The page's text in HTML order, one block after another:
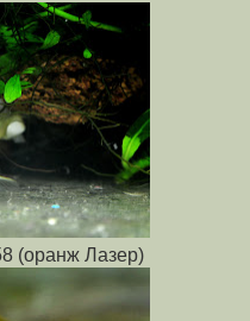
(оранж Лазер)